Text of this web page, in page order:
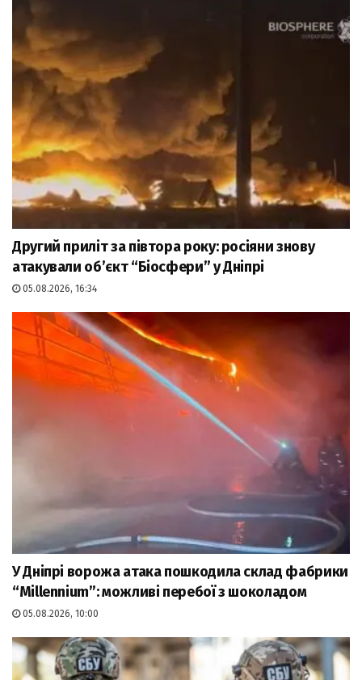
Другий приліт за півтора року: росіяни знову
атакували об’єкт “Біосфери” у Дніпрі
05.08.2026, 16:34
У Дніпрі ворожа атака пошкодила склад фабрики
“Millennium”: можливі перебої з шоколадом
05.08.2026, 10:00